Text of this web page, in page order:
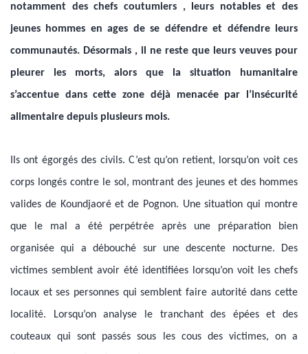
notamment des chefs coutumiers , leurs notables et des
jeunes hommes en ages de se défendre et défendre leurs
communautés. Désormais , il ne reste que leurs veuves pour
pleurer les morts, alors que la situation humanitaire
s’accentue dans cette zone déjà menacée par l’insécurité
alimentaire depuis plusieurs mois.
Ils ont égorgés des civils. C’est qu’on retient, lorsqu’on voit ces
corps longés contre le sol, montrant des jeunes et des hommes
valides de Koundjaoré et de Pognon. Une situation qui montre
que le mal a été perpétrée après une préparation bien
organisée qui a débouché sur une descente nocturne. Des
victimes semblent avoir été identifiées lorsqu’on voit les chefs
locaux et ses personnes qui semblent faire autorité dans cette
localité. Lorsqu’on analyse le tranchant des épées et des
couteaux qui sont passés sous les cous des victimes, on a